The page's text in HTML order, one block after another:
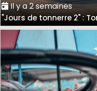
Il y a 2 semaines
"Jours de tonnerre 2" :